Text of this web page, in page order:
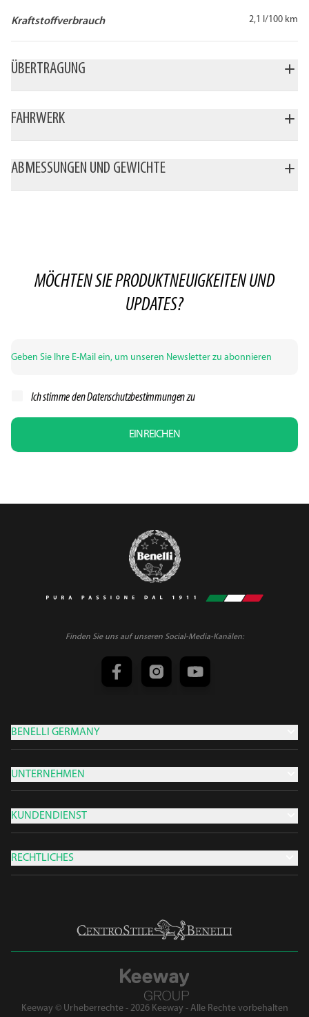
Kraftstoffverbrauch 2,1 l/100 km
ÜBERTRAGUNG
FAHRWERK
ABMESSUNGEN UND GEWICHTE
MÖCHTEN SIE PRODUKTNEUIGKEITEN UND
UPDATES?
Ich stimme denDatenschutzbestimmungen zu
EINREICHEN
Finden Sie uns auf unseren Social-Media-Kanälen:
BENELLI GERMANY
UNTERNEHMEN
KUNDENDIENST
RECHTLICHES
Keeway © Urheberrechte - 2026 Keeway - Alle Rechte vorbehalten